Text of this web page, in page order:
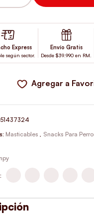
STRIPS 100GR CANTIDAD
Express
según sector.
Envío Gratis
Desde $39.990 en RM.
Agregar a
Masticables , Snacks Para